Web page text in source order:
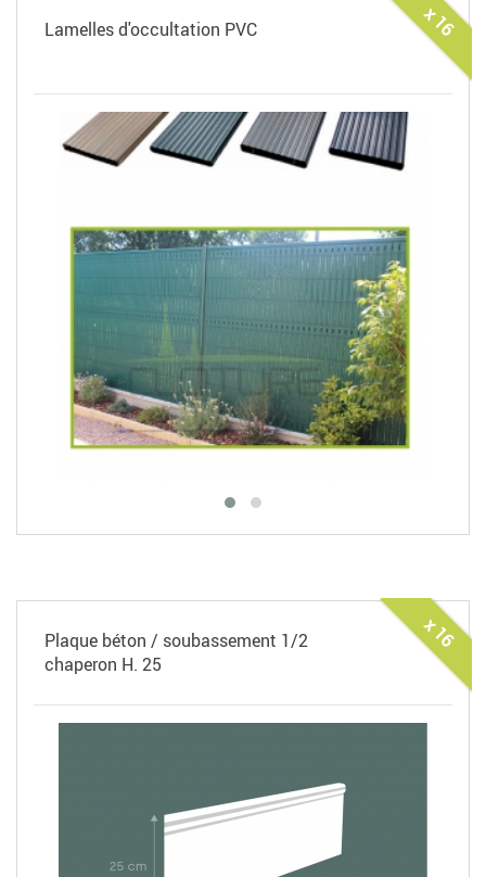
x 16
Lamelles d'occultation PVC
x 16
Plaque béton / soubassement 1/2
chaperon H. 25